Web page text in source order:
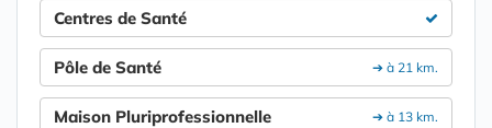
Centres de Santé
➔ à 21 km.
Pôle de Santé
➔ à 13 km.
Maison Pluriprofessionnelle